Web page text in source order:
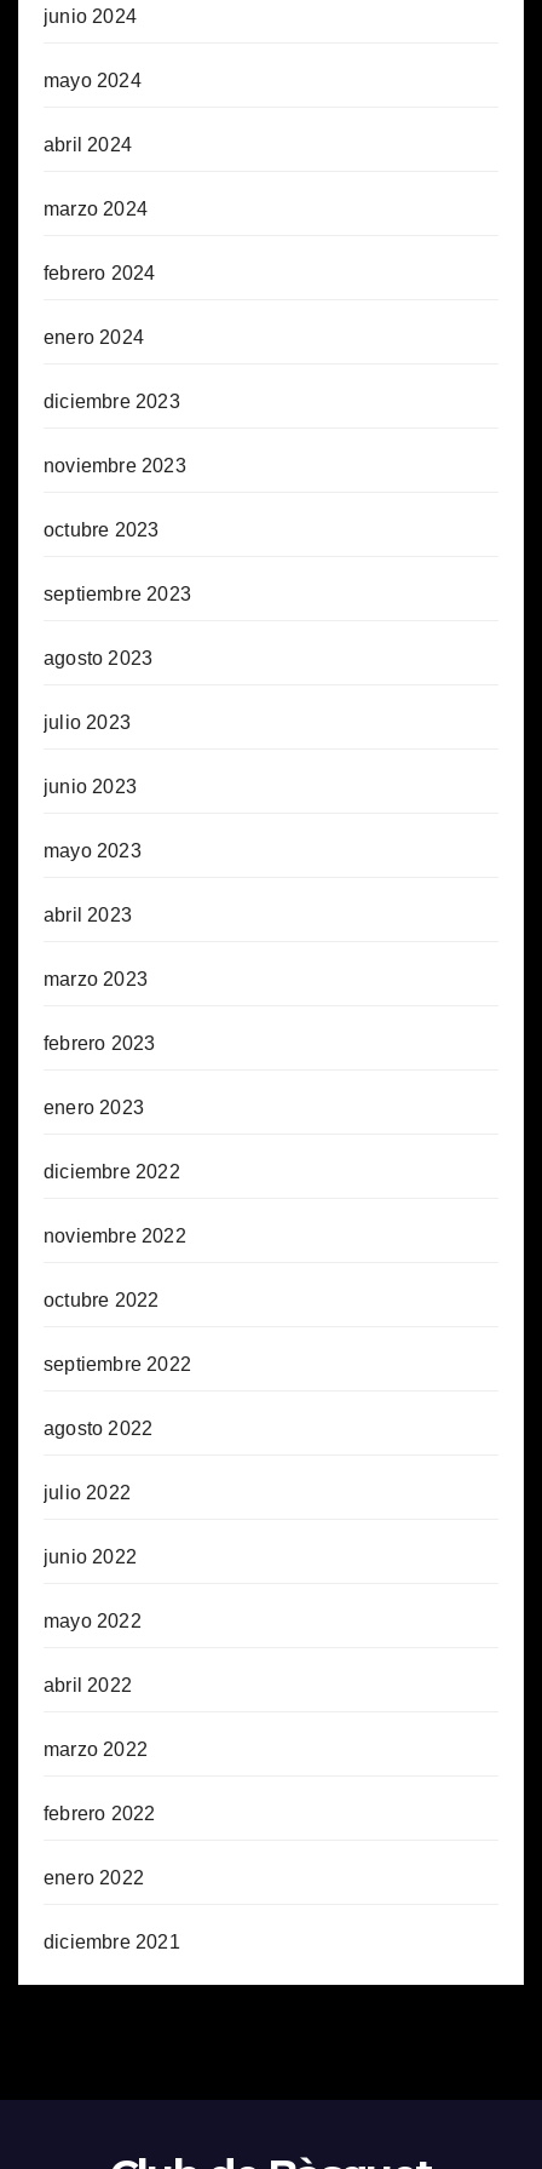
junio 2024
mayo 2024
abril 2024
marzo 2024
febrero 2024
enero 2024
diciembre 2023
noviembre 2023
octubre 2023
septiembre 2023
agosto 2023
julio 2023
junio 2023
mayo 2023
abril 2023
marzo 2023
febrero 2023
enero 2023
diciembre 2022
noviembre 2022
octubre 2022
septiembre 2022
agosto 2022
julio 2022
junio 2022
mayo 2022
abril 2022
marzo 2022
febrero 2022
enero 2022
diciembre 2021